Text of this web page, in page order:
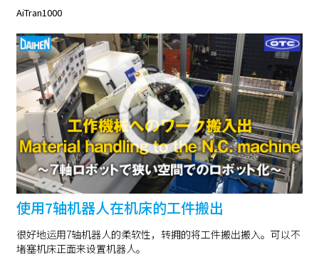
AiTran1000
使用7轴机器人在机床的工件搬出
很好地运用7轴机器人的柔软性，转拥的将工件搬出搬入。可以不
堵塞机床正面来设置机器人。